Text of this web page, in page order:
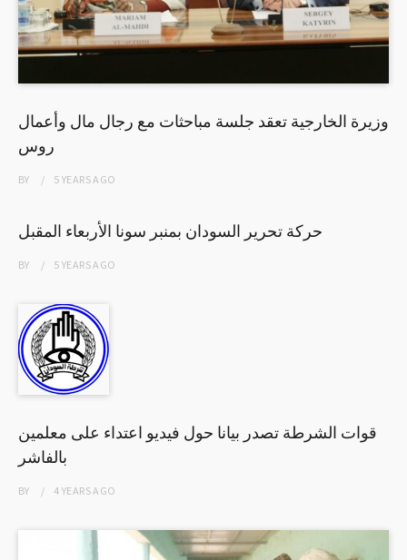
وزيرة الخارجية تعقد جلسة مباحثات مع رجال مال وأعمال
روس
BY 5 YEARSAGO
حركة تحرير السودان بمنبر سونا الأربعاء المقبل
BY 5 YEARSAGO
قوات الشرطة تصدر بيانا حول فيديو اعتداء على معلمين
بالفاشر
BY 4 YEARSAGO